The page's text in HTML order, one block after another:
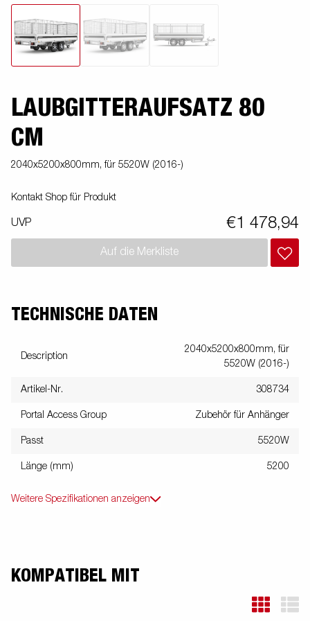
LAUBGITTERAUFSATZ 80
CM
2040x5200x800mm, für 5520W (2016-)
Kontakt Shop für Produkt
UVP €1 478,94
Auf die Merkliste
TECHNISCHE DATEN
Description
2040x5200x800mm, für
5520W (2016-)
Artikel-Nr. 308734
Portal Access Group Zubehör für Anhänger
Passt 5520W
Länge (mm) 5200
Weitere Spezifikationen anzeigen
KOMPATIBEL MIT